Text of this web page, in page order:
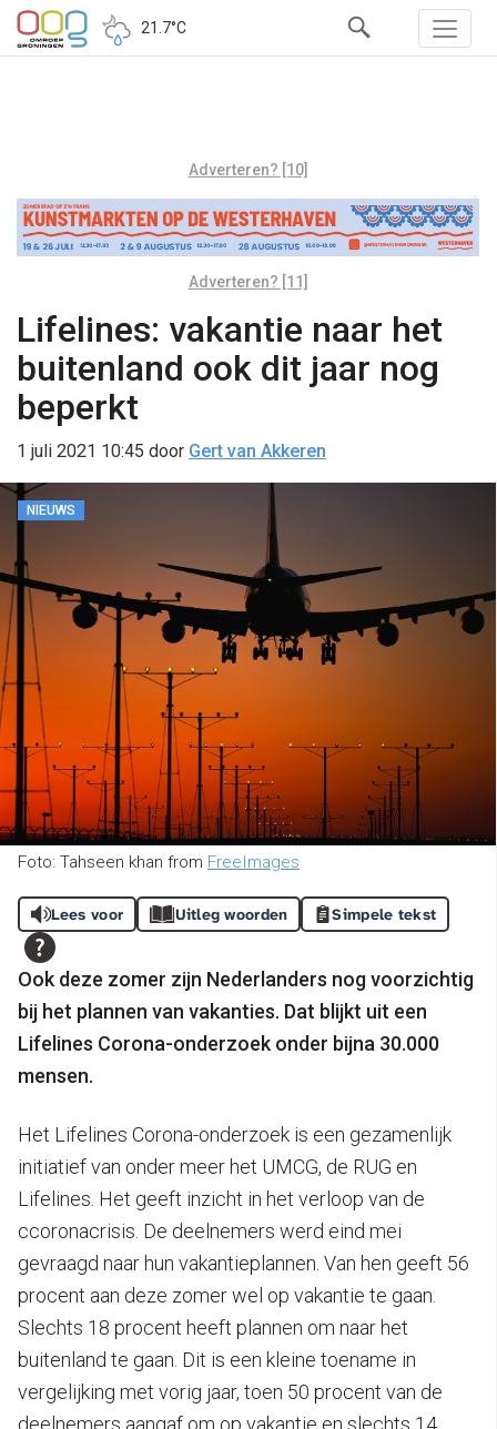
21.7°C
Adverteren? [10]
Adverteren? [11]
Lifelines: vakantie naar het
buitenland ook dit jaar nog
beperkt
1 juli 2021 10:45 door Gert van Akkeren
NIEUWS
Foto: Tahseen khan from FreeImages
Lees voor Uitleg woorden Simpele tekst
Ook deze zomer zijn Nederlanders nog voorzichtig
bij het plannen van vakanties. Dat blijkt uit een
Lifelines Corona-onderzoek onder bijna 30.000
mensen.
Het Lifelines Corona-onderzoek is een gezamenlijk
initiatief van onder meer het UMCG, de RUG en
Lifelines. Het geeft inzicht in het verloop van de
ccoronacrisis. De deelnemers werd eind mei
gevraagd naar hun vakantieplannen. Van hen geeft 56
procent aan deze zomer wel op vakantie te gaan.
Slechts 18 procent heeft plannen om naar het
buitenland te gaan. Dit is een kleine toename in
vergelijking met vorig jaar, toen 50 procent van de
deelnemers aangaf om op vakantie en slechts 14